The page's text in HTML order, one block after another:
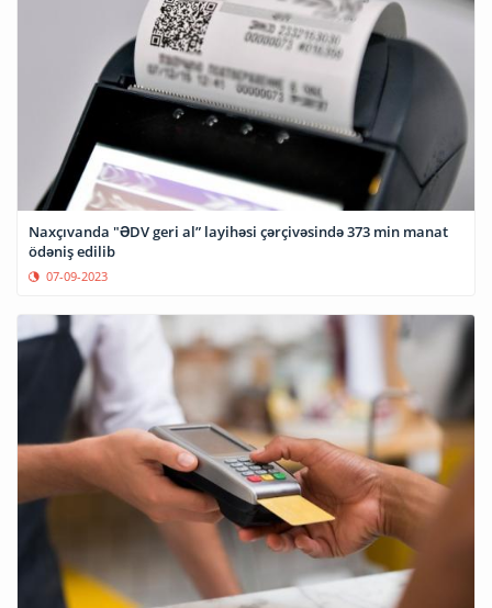
Naxçıvanda "ƏDV geri al” layihəsi çərçivəsində 373 min manat
ödəniş edilib
07-09-2023